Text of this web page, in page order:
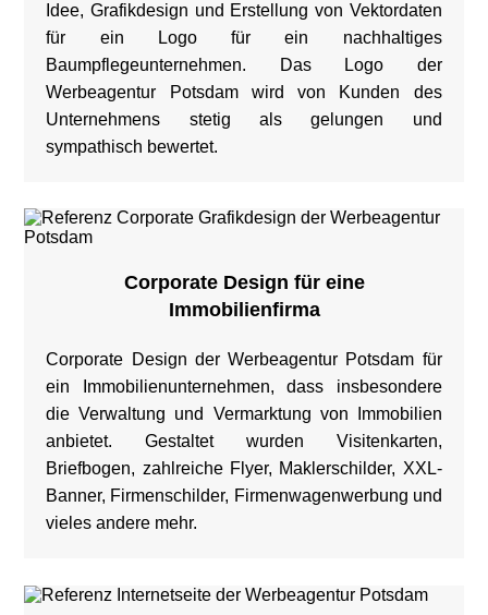
Idee, Grafikdesign und Erstellung von Vektordaten
für ein Logo für ein nachhaltiges
Baumpflegeunternehmen. Das Logo der
Werbeagentur Potsdam wird von Kunden des
Unternehmens stetig als gelungen und
sympathisch bewertet.
Corporate Design für eine
Immobilienfirma
Corporate Design der Werbeagentur Potsdam für
ein Immobilienunternehmen, dass insbesondere
die Verwaltung und Vermarktung von Immobilien
anbietet. Gestaltet wurden Visitenkarten,
Briefbogen, zahlreiche Flyer, Maklerschilder, XXL-
Banner, Firmenschilder, Firmenwagenwerbung und
vieles andere mehr.